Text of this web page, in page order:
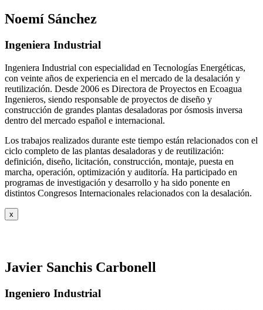
Noemí Sánchez
Ingeniera Industrial
Ingeniera Industrial con especialidad en Tecnologías Energéticas,
con veinte años de experiencia en el mercado de la desalación y
reutilización. Desde 2006 es Directora de Proyectos en Ecoagua
Ingenieros, siendo responsable de proyectos de diseño y
construcción de grandes plantas desaladoras por ósmosis inversa
dentro del mercado español e internacional.
Los trabajos realizados durante este tiempo están relacionados con el
ciclo completo de las plantas desaladoras y de reutilización:
definición, diseño, licitación, construcción, montaje, puesta en
marcha, operación, optimización y auditoría. Ha participado en
programas de investigación y desarrollo y ha sido ponente en
distintos Congresos Internacionales relacionados con la desalación.
x
Javier Sanchis Carbonell
Ingeniero Industrial